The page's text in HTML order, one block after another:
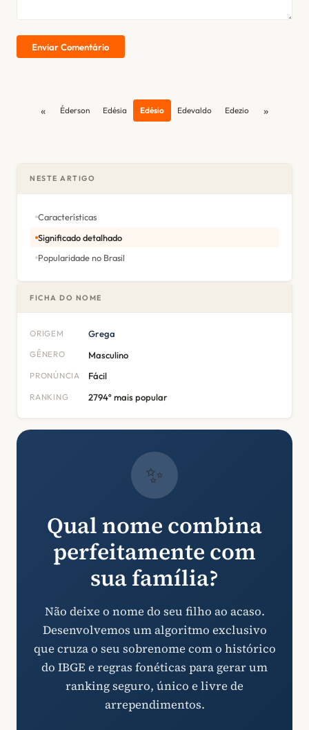
Enviar Comentário
« Éderson Edésia Edésio Edevaldo Edezio »
NESTE ARTIGO
Características
Significado detalhado
Popularidade no Brasil
FICHA DO NOME
ORIGEM Grega
GÊNERO Masculino
PRONÚNCIA Fácil
RANKING 2794º mais popular
✨
Qual nome combina
perfeitamente com
sua família?
Não deixe o nome do seu filho ao acaso.
Desenvolvemos um algoritmo exclusivo
que cruza o seu sobrenome com o histórico
do IBGE e regras fonéticas para gerar um
ranking seguro, único e livre de
arrependimentos.